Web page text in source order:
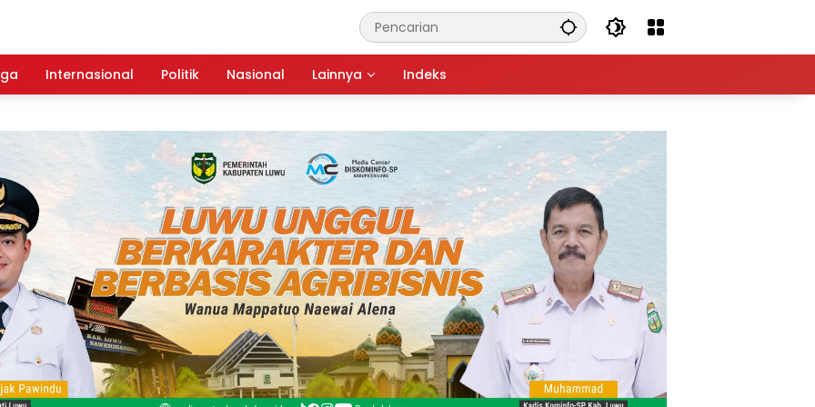
Internasional Politik Nasional Lainnya Indeks